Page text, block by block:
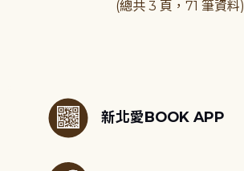
(總共 3 頁，71 筆資料)
新北愛BOOK APP